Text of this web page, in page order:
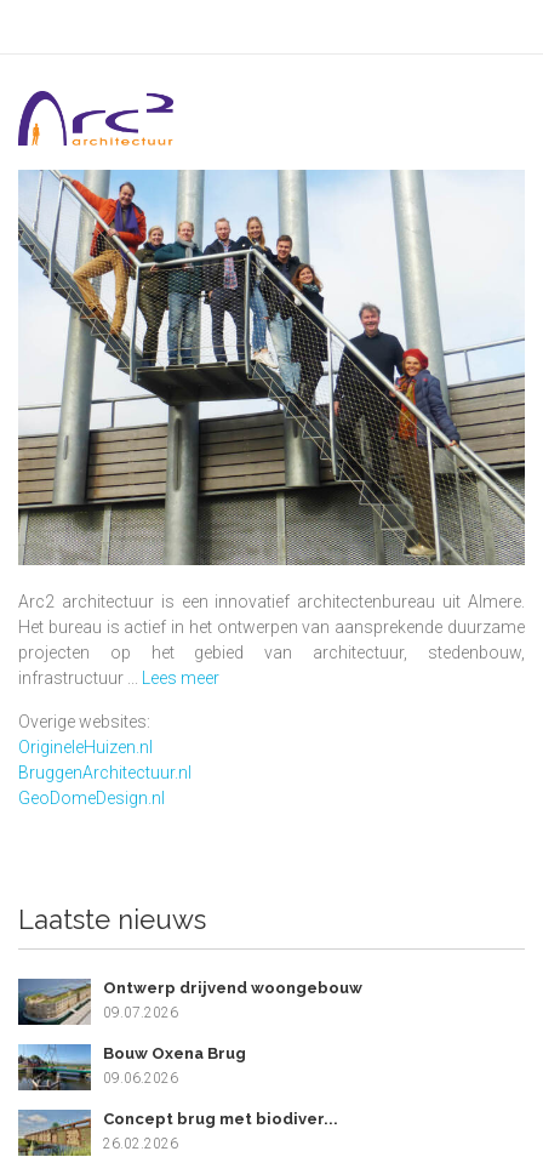
Arc2 architectuur is een innovatief architectenbureau uit Almere.
Het bureau is actief in het ontwerpen van aansprekende duurzame
projecten op het gebied van architectuur, stedenbouw,
infrastructuur ...
Lees meer
Overige websites:
OrigineleHuizen.nl
BruggenArchitectuur.nl
GeoDomeDesign.nl
Laatste nieuws
Ontwerp drijvend woongebouw
09.07.2026
Bouw Oxena Brug
09.06.2026
Concept brug met biodiver...
26.02.2026